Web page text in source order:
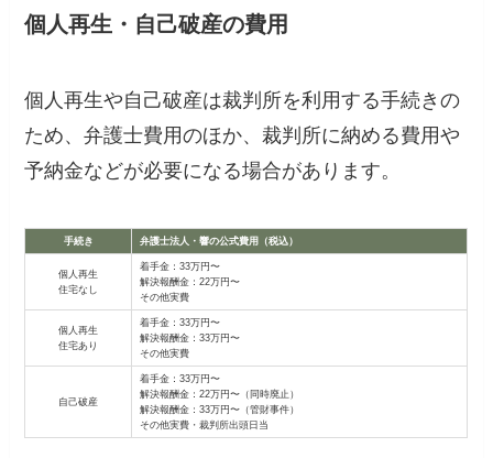
個人再生・自己破産の費用
個人再生や自己破産は裁判所を利用する手続きの
ため、弁護士費用のほか、裁判所に納める費用や
予納金などが必要になる場合があります。
手続き 弁護士法人・響の公式費用（税込）
個人再生
住宅なし
着手金：33万円〜
解決報酬金：22万円〜
その他実費
個人再生
住宅あり
着手金：33万円〜
解決報酬金：33万円〜
その他実費
自己破産
着手金：33万円〜
解決報酬金：22万円〜（同時廃止）
解決報酬金：33万円〜（管財事件）
その他実費・裁判所出頭日当